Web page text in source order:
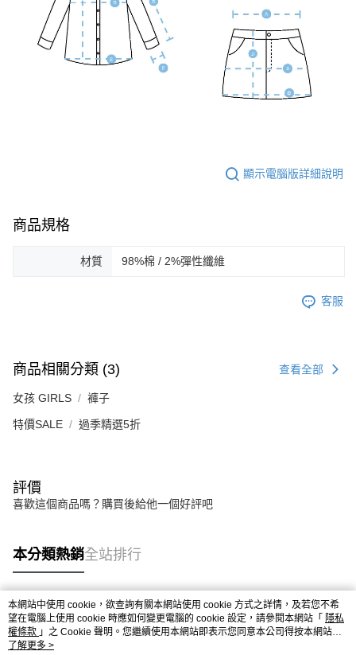
顯示電腦版詳細說明
商品規格
材質 98%棉 / 2%彈性纖維
客服
商品相關分類 (3) 查看全部
女孩 GIRLS 褲子
特價SALE 過季精選5折
評價
喜歡這個商品嗎？購買後給他一個好評吧
本分類熱銷全站排行
熱門標籤
本網站中使用 cookie，欲查詢有關本網站使用 cookie 方式之詳情，及若您不希
望在電腦上使用 cookie 時應如何變更電腦的 cookie 設定，請參閱本網站「 隱私
權條款 」之 Cookie 聲明。您繼續使用本網站即表示您同意本公司得按本網站使
用條款之 Cookie 聲明使用 cookie。
了解更多 >